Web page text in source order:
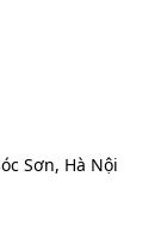
Sơn, Hà Nội